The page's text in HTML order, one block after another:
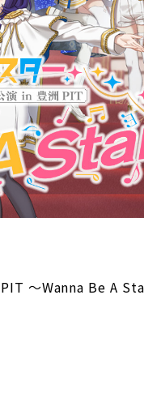
～Wanna Be A